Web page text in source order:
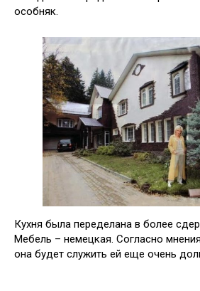
особняк.
Кухня была переделана в более
Мебель – немецкая. Согласно
она будет служить ей еще очень